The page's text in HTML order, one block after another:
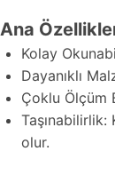
Ana
Kolay
Dayanıklı
Çoklu Ölçüm
olur.